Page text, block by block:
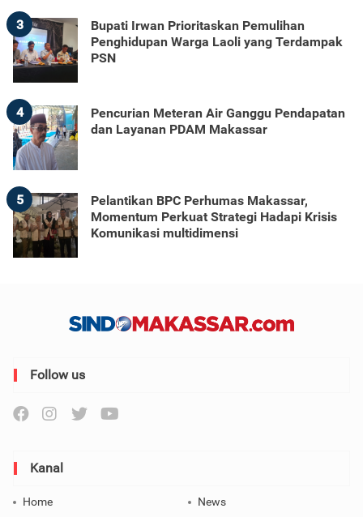
3
Bupati Irwan Prioritaskan Pemulihan
Penghidupan Warga Laoli yang Terdampak
PSN
4
Pencurian Meteran Air Ganggu Pendapatan
dan Layanan PDAM Makassar
5
Pelantikan BPC Perhumas Makassar,
Momentum Perkuat Strategi Hadapi Krisis
Komunikasi multidimensi
Follow us
Kanal
Home
News